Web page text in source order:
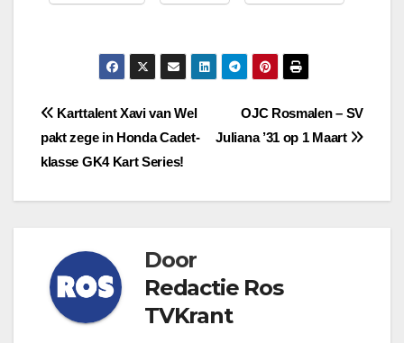
Bericht
navigatie
OJC Rosmalen – SV
Juliana ’31 op 1 Maart
Karttalent Xavi van Wel
pakt zege in Honda Cadet-
klasse GK4 Kart Series!
Door
Redactie Ros
TVKrant